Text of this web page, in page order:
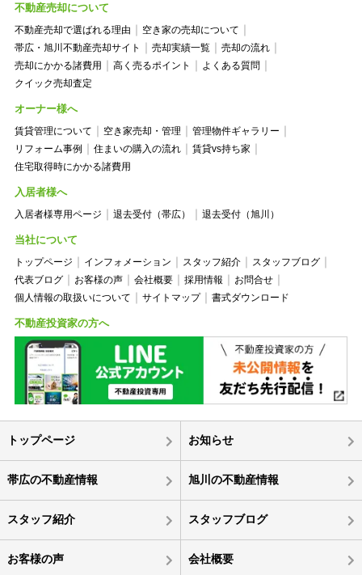
不動産売却について
不動産売却で選ばれる理由
空き家の売却について
帯広・旭川不動産売却サイト
売却実績一覧
売却の流れ
売却にかかる諸費用
高く売るポイント
よくある質問
クイック売却査定
オーナー様へ
賃貸管理について 空き家売却・管理
管理物件ギャラリー
リフォーム事例
住まいの購入の流れ
賃貸vs持ち家
住宅取得時にかかる諸費用
入居者様へ
入居者様専用ページ 退去受付（帯広） 退去受付（旭川）
当社について
トップページ インフォメーション スタッフ紹介
スタッフブログ
代表ブログ
お客様の声 会社概要 採用情報
お問合せ
個人情報の取扱いについて
サイトマップ 書式ダウンロード
不動産投資家の方へ
トップページ お知らせ
帯広の不動産情報 旭川の不動産情報
スタッフ紹介 スタッフブログ
お客様の声 会社概要